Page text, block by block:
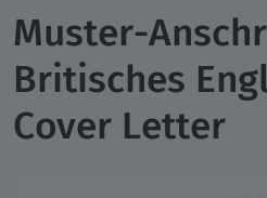
Muster-
Britisches
Cover Letter